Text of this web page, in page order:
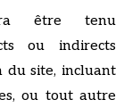
être tenu
ou indirects
du site, incluant
ou tout autre